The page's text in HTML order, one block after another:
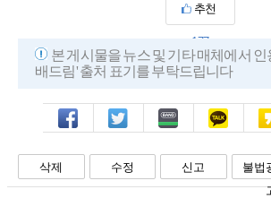
추천
177
본 게시물을 뉴스 및 기타 매체에서 인
배드림' 출처 표기를 부탁드립니다
페북 트윗 밴드 카톡 카
삭제 수정 신고
불법